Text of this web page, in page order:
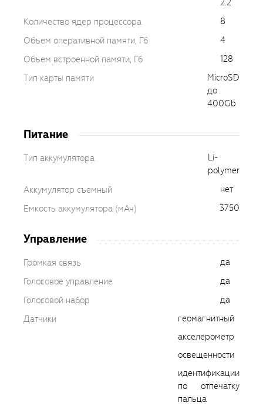
2.2
Количество ядер процессора
8
Объем оперативной памяти, Гб
4
Объем встроенной памяти, Гб
128
Тип карты памяти
MicroSD
до
400Gb
Питание
Тип аккумулятора
Li-
polymer
Аккумулятор съемный
нет
Емкость аккумулятора (мАч)
3750
Управление
Громкая связь
да
Голосовое управление
да
Голосовой набор
да
Датчики
геомагнитный
акселерометр
освещенности
идентификации
по отпечатку
пальца